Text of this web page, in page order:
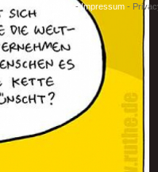
-Impressum -